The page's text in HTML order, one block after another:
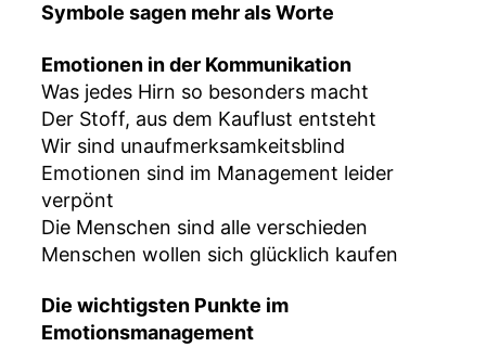
Symbole sagen mehr als Worte
Emotionen in der Kommunikation
Was jedes Hirn so besonders macht
Der Stoff, aus dem Kauflust entsteht
Wir sind unaufmerksamkeitsblind
Emotionen sind im Management leider
verpönt
Die Menschen sind alle verschieden
Menschen wollen sich glücklich kaufen
Die wichtigsten Punkte im
Emotionsmanagement